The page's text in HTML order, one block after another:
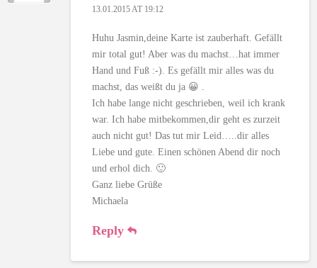
13.01.2015 AT 19:12
Huhu Jasmin,deine Karte ist zauberhaft. Gefällt
mir total gut! Aber was du machst…hat immer
Hand und Fuß :-). Es gefällt mir alles was du
machst, das weißt du ja 😀 .
Ich habe lange nicht geschrieben, weil ich krank
war. Ich habe mitbekommen,dir geht es zurzeit
auch nicht gut! Das tut mir Leid…..dir alles
Liebe und gute. Einen schönen Abend dir noch
und erhol dich. 🙂
Ganz liebe Grüße
Michaela
Reply